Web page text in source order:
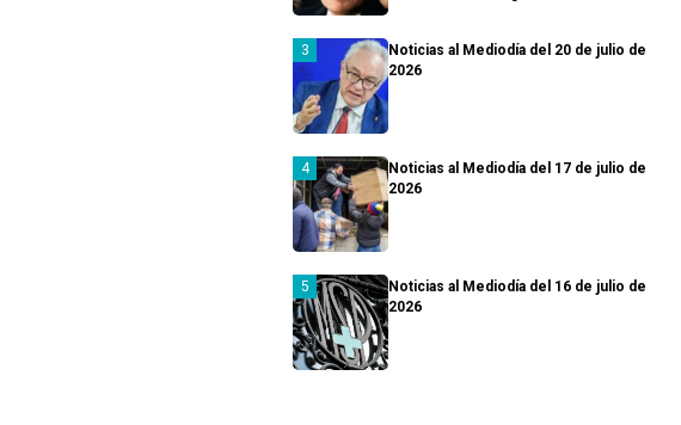
Noticias al Mediodía del 20 de julio de
2026
Noticias al Mediodía del 17 de julio de
2026
Noticias al Mediodía del 16 de julio de
2026